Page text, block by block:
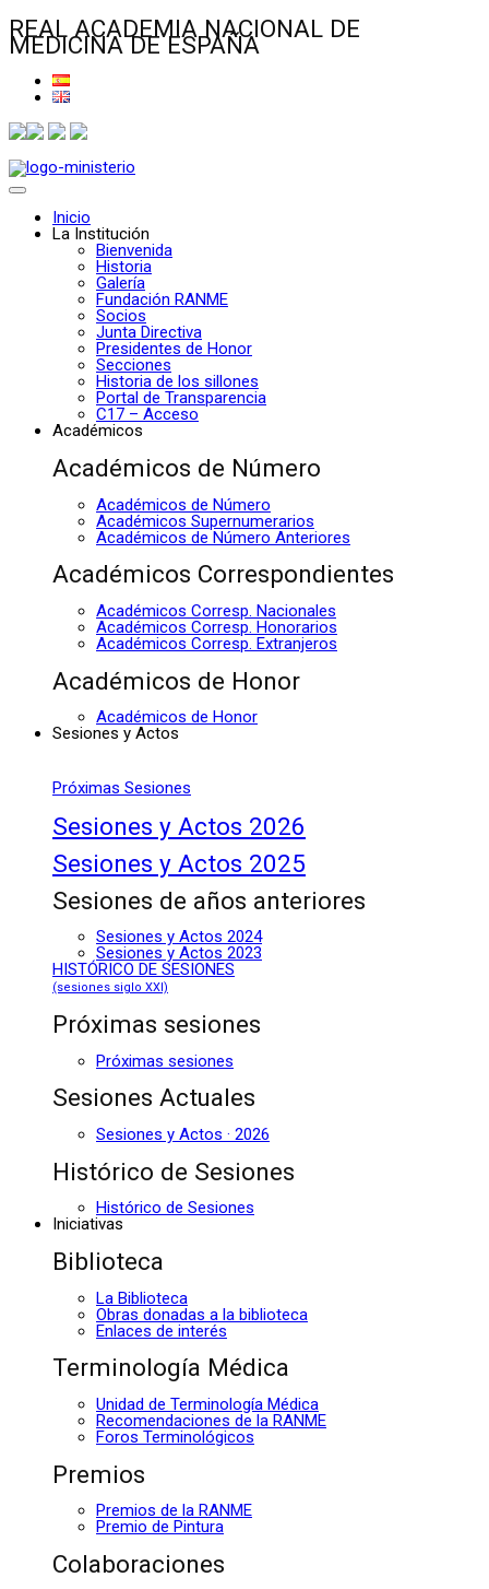
REAL ACADEMIA NACIONAL DE
MEDICINA DE ESPAÑA
Inicio
La Institución
Bienvenida
Historia
Galería
Fundación RANME
Socios
Junta Directiva
Presidentes de Honor
Secciones
Historia de los sillones
Portal de Transparencia
C17 – Acceso
Académicos
Académicos de Número
Académicos de Número
Académicos Supernumerarios
Académicos de Número Anteriores
Académicos Correspondientes
Académicos Corresp. Nacionales
Académicos Corresp. Honorarios
Académicos Corresp. Extranjeros
Académicos de Honor
Académicos de Honor
Sesiones y Actos
Próximas Sesiones
Sesiones y Actos 2026
Sesiones y Actos 2025
Sesiones de años anteriores
Sesiones y Actos 2024
Sesiones y Actos 2023
HISTÓRICO DE SESIONES
(sesiones siglo XXI)
Próximas sesiones
Próximas sesiones
Sesiones Actuales
Sesiones y Actos · 2026
Histórico de Sesiones
Histórico de Sesiones
Iniciativas
Biblioteca
La Biblioteca
Obras donadas a la biblioteca
Enlaces de interés
Terminología Médica
Unidad de Terminología Médica
Recomendaciones de la RANME
Foros Terminológicos
Premios
Premios de la RANME
Premio de Pintura
Colaboraciones